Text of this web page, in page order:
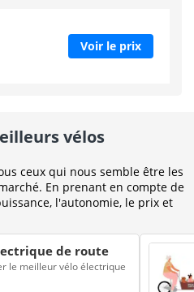
Voir le prix
vélos
ceux qui nous semble être les
En prenant en compte de
l'autonomie, le prix et
de route
le meilleur vélo électrique